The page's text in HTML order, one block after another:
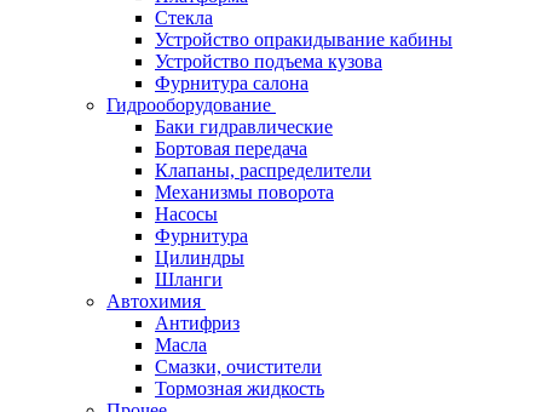
Стекла
Устройство опракидывание кабины
Устройство подъема кузова
Фурнитура салона
Гидрооборудование
Баки гидравлические
Бортовая передача
Клапаны, распределители
Механизмы поворота
Насосы
Фурнитура
Цилиндры
Шланги
Автохимия
Антифриз
Масла
Смазки, очистители
Тормозная жидкость